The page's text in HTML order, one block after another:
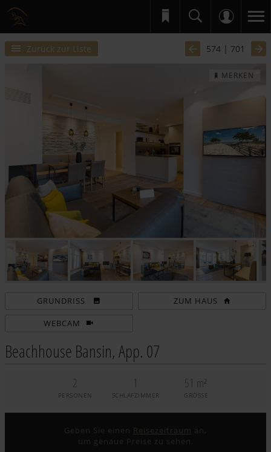
Zurück zur Liste 574 | 701
MERKEN
ZUM HAUS
WEBCAM
Beachhouse Bansin, App. 07
2
PERSONEN
1
SCHLAFZIMMER
51 m²
GRÖSSE
Geben Sie einen Reisezeitraum an,
um genaue Preise zu sehen.